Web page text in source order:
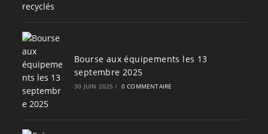
Bourse aux équipements les 13
septembre 2025
30 JUIN 2025 / 0 COMMENTAIRE